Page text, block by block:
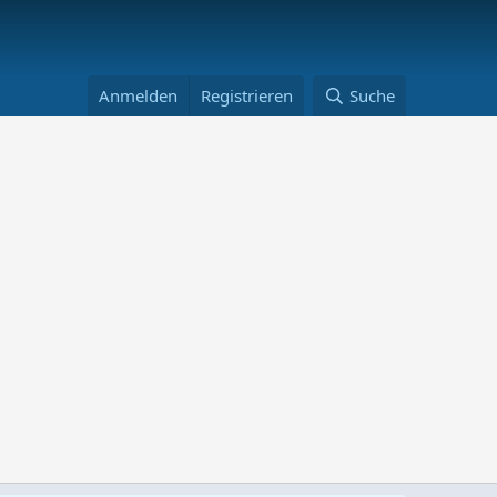
Anmelden Registrieren Suche